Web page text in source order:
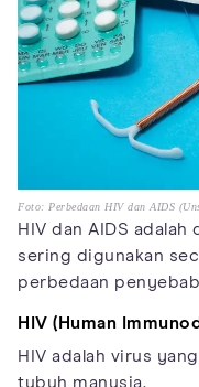
Foto: Perbedaan HIV dan AIDS
HIV dan AIDS
sering digunakan
perbedaan
HIV (Human
HIV adalah virus
tubuh manusia.